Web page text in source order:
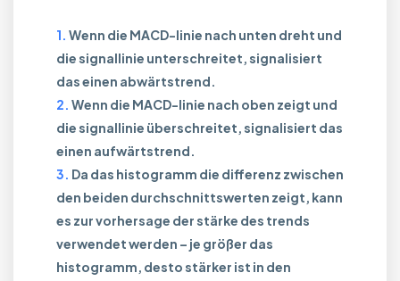
Wenn die MACD-linie nach unten dreht und
die signallinie unterschreitet, signalisiert
das einen abwärtstrend.
Wenn die MACD-linie nach oben zeigt und
die signallinie überschreitet, signalisiert das
einen aufwärtstrend.
Da das histogramm die differenz zwischen
den beiden durchschnittswerten zeigt, kann
es zur vorhersage der stärke des trends
verwendet werden – je größer das
histogramm, desto stärker ist in den